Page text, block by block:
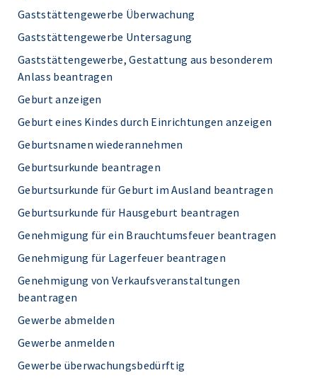
Gaststättengewerbe Überwachung
Gaststättengewerbe Untersagung
Gaststättengewerbe, Gestattung aus besonderem
Anlass beantragen
Geburt anzeigen
Geburt eines Kindes durch Einrichtungen anzeigen
Geburtsnamen wiederannehmen
Geburtsurkunde beantragen
Geburtsurkunde für Geburt im Ausland beantragen
Geburtsurkunde für Hausgeburt beantragen
Genehmigung für ein Brauchtumsfeuer beantragen
Genehmigung für Lagerfeuer beantragen
Genehmigung von Verkaufsveranstaltungen
beantragen
Gewerbe abmelden
Gewerbe anmelden
Gewerbe überwachungsbedürftig